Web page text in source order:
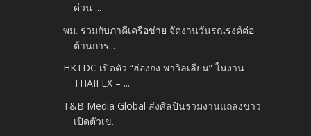
ด่วน ...
พม. ร่วมกับภาคีเครือข่าย จัดงานวันรณรงค์ต่อ
ต้านการ...
HKTDC เปิดตัว “ฮ่องกง พาวิลเลียน” ในงาน
THAIFEX – ...
T&B Media Global ส่งศิลปินร่วมงานแถลงข่าว
เปิดตัวเข...